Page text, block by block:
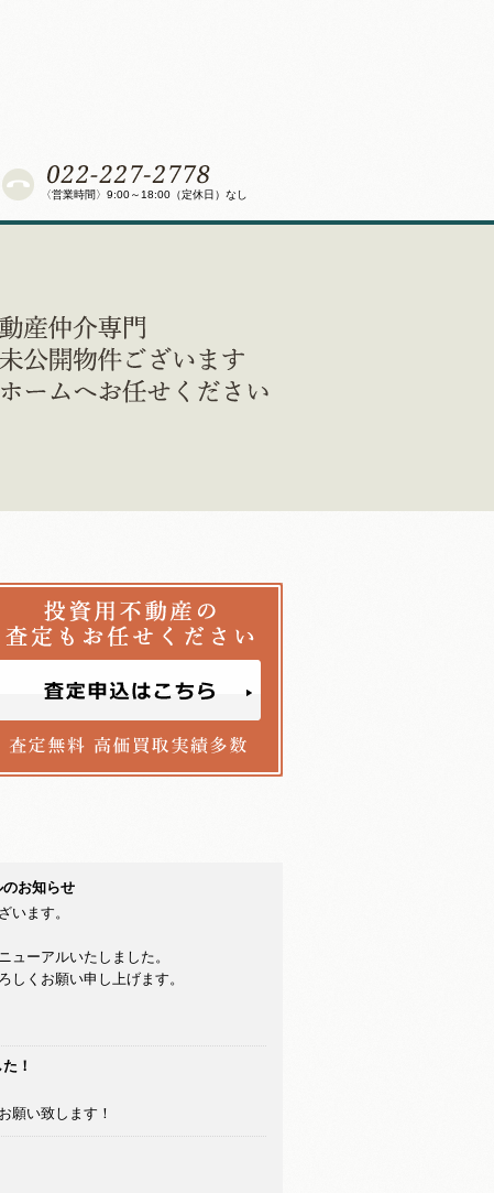
〈営業時間〉9:00～18:00（定休日）なし
お知らせ
います。
ューアルいたしました。
しくお願い申し上げます。
！
願い致します！